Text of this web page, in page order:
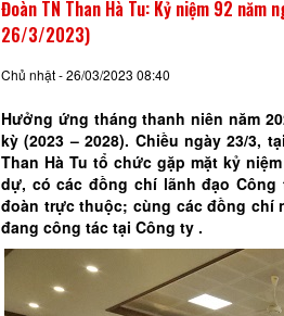
Đoàn TN Than Hà Tu: Kỷ niệm 92 năm
26/3/2023)
Chủ nhật - 26/03/2023 08:40
Hưởng ứng tháng thanh niên năm
kỳ (2023 – 2028). Chiều ngày 23/3,
Than Hà Tu tổ chức gặp mặt kỷ
dự, có các đồng chí lãnh đạo Công
đoàn trực thuộc; cùng các đồng chí
đang công tác tại Công ty .